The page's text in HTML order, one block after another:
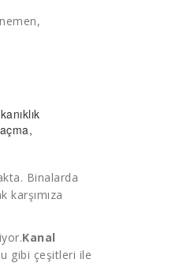
,
Binalarda
karşımıza
Kanal
gibi çeşitleri ile